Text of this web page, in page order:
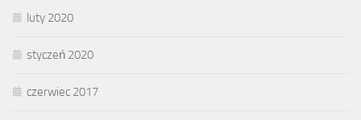
luty 2020
styczeń 2020
czerwiec 2017